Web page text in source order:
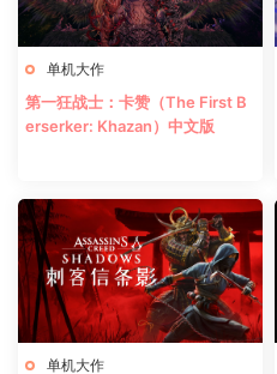
单机大作
第一狂战士：卡赞（The First B
erserker: Khazan）中文版
单机大作